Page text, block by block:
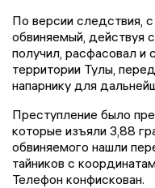
По версии следствия,
обвиняемый, действуя
получил, расфасовал и
территории Тулы,
напарнику для
Преступление было
которые изъяли 3,88
обвиняемого нашли
тайников с
Телефон конфискован.